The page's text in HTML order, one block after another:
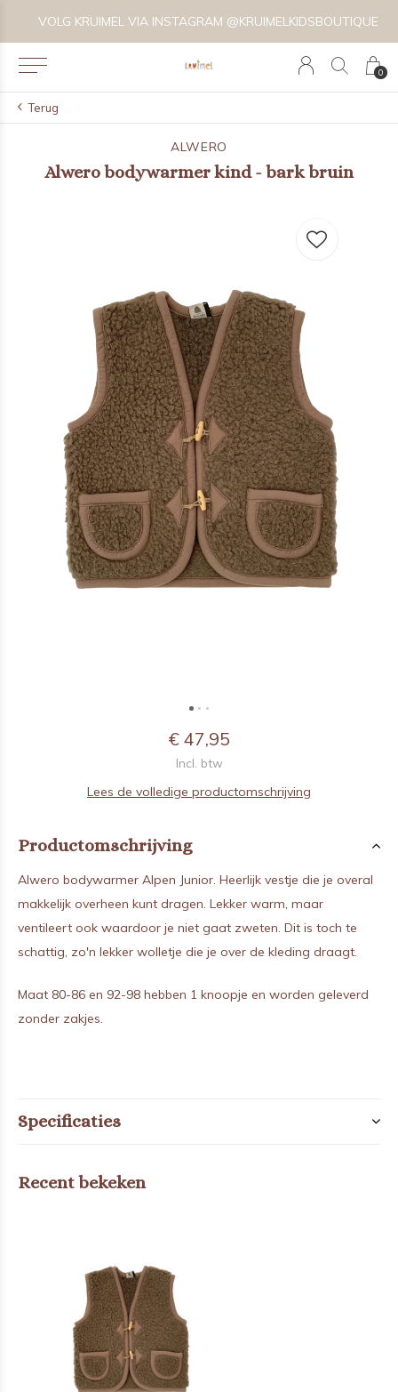
0
VOLG KRUIMEL VIA INSTAGRAM @KRUIMELKIDSBOUTIQUE
Terug
ALWERO
Alwero bodywarmer kind - bark bruin
€ 47,95
Incl. btw
Lees de volledige productomschrijving
Productomschrijving
Alwero bodywarmer Alpen Junior. Heerlijk vestje die je overal
makkelijk overheen kunt dragen. Lekker warm, maar
ventileert ook waardoor je niet gaat zweten. Dit is toch te
schattig, zo'n lekker wolletje die je over de kleding draagt.
Maat 80-86 en 92-98 hebben 1 knoopje en worden geleverd
zonder zakjes.
Specificaties
Recent bekeken